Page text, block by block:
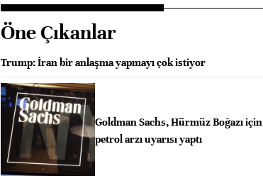
Öne Çıkanlar
Trump: İran bir anlaşma yapmayı çok istiyor
Goldman Sachs, Hürmüz Boğazı için
petrol arzı uyarısı yaptı